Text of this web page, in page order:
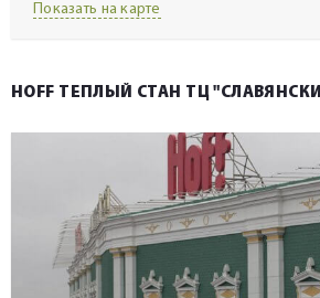
Показать на карте
HOFF ТЕПЛЫЙ СТАН ТЦ